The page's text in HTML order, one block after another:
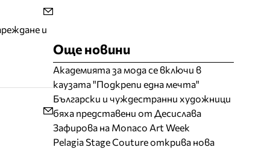
и
Още новини
Академията за мода се включи в
каузата "Подкрепи една мечта"
Български и чуждестранни художници
бяха представени от Десислава
Зафирова на Monaco Art Week
Pelagia Stage Couture открива нова